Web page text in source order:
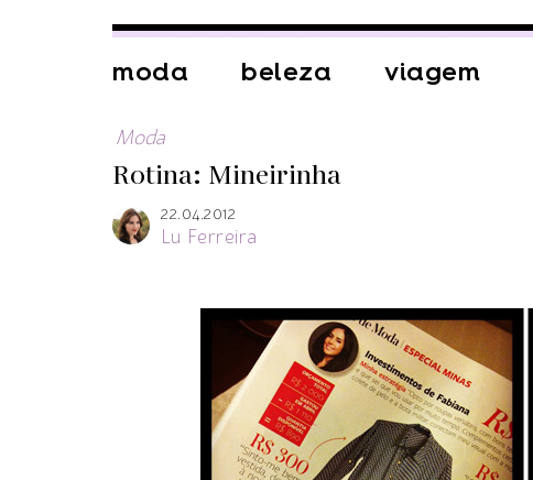
moda beleza viagem
Moda
Rotina: Mineirinha
22.04.2012
Lu Ferreira